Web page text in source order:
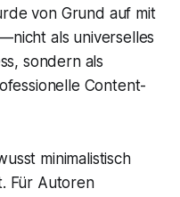
von Grund auf mit
als universelles
sondern als
Content-
minimalistisch
Für Autoren